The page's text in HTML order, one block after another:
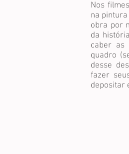
Nos
na
obra por
da
caber as
quadro
desse
fazer
depositar